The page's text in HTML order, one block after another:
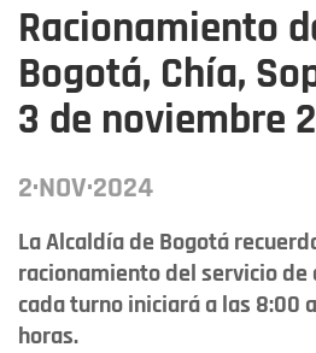
Racionamiento
Bogotá, Chía,
3 de noviembre
2·NOV·2024
La Alcaldía de Bogotá
racionamiento del servicio de
cada turno iniciará a las 8:00
horas.